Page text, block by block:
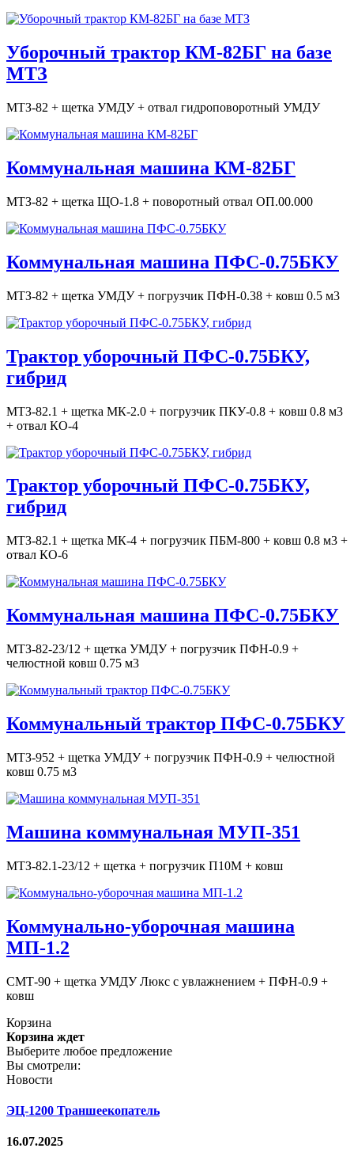
Уборочный трактор КМ-82БГ на базе
МТЗ
МТЗ-82 + щетка УМДУ + отвал гидроповоротный УМДУ
Коммунальная машина КМ-82БГ
МТЗ-82 + щетка ЩО-1.8 + поворотный отвал ОП.00.000
Коммунальная машина ПФС-0.75БКУ
МТЗ-82 + щетка УМДУ + погрузчик ПФН-0.38 + ковш 0.5 м3
Трактор уборочный ПФС-0.75БКУ,
гибрид
МТЗ-82.1 + щетка МК-2.0 + погрузчик ПКУ-0.8 + ковш 0.8 м3
+ отвал КО-4
Трактор уборочный ПФС-0.75БКУ,
гибрид
МТЗ-82.1 + щетка МК-4 + погрузчик ПБМ-800 + ковш 0.8 м3 +
отвал КО-6
Коммунальная машина ПФС-0.75БКУ
МТЗ-82-23/12 + щетка УМДУ + погрузчик ПФН-0.9 +
челюстной ковш 0.75 м3
Коммунальный трактор ПФС-0.75БКУ
МТЗ-952 + щетка УМДУ + погрузчик ПФН-0.9 + челюстной
ковш 0.75 м3
Машина коммунальная МУП-351
МТЗ-82.1-23/12 + щетка + погрузчик П10М + ковш
Коммунально-уборочная машина
МП-1.2
СМТ-90 + щетка УМДУ Люкс с увлажнением + ПФН-0.9 +
ковш
Корзина
Корзина ждет
Выберите любое предложение
Вы смотрели:
Новости
ЭЦ-1200 Траншеекопатель
16.07.2025